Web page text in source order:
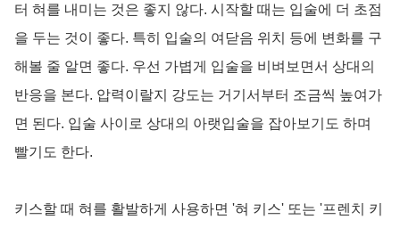
터 혀를 내미는 것은 좋지 않다. 시작할 때는 입술에 더 초점
을 두는 것이 좋다. 특히 입술의 여닫음 위치 등에 변화를 구
해볼 줄 알면 좋다. 우선 가볍게 입술을 비벼보면서 상대의
반응을 본다. 압력이랄지 강도는 거기서부터 조금씩 높여가
면 된다. 입술 사이로 상대의 아랫입술을 잡아보기도 하며
빨기도 한다.
키스할 때 혀를 활발하게 사용하면 '혀 키스' 또는 '프렌치 키